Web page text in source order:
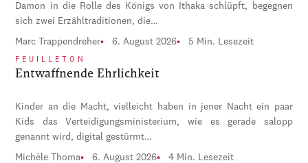
Damon in die Rolle des Königs von Ithaka schlüpft, begegnen
sich zwei Erzähltraditionen, die…
Marc Trappendreher 6. August 2026 5 Min. Lesezeit
FEUILLETON
Entwaffnende Ehrlichkeit
Kinder an die Macht, vielleicht haben in jener Nacht ein paar
Kids das Verteidigungsministerium, wie es gerade salopp
genannt wird, digital gestürmt…
Michèle Thoma 6. August 2026 4 Min. Lesezeit